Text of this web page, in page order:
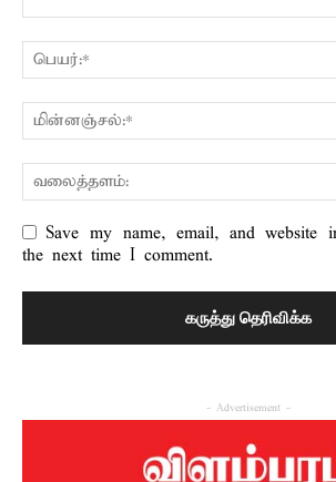
Save my name, email, and website
the next time I comment.
- Advertisement -